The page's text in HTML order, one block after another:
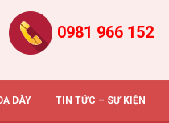
0981 966 152
DÀY TIN TỨC – SỰ KIỆN